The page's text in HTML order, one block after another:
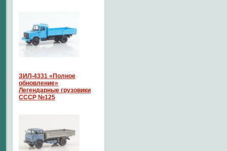
ЗИЛ-4331 «Полное
обновление»
Легендарные грузовики
СССР №125